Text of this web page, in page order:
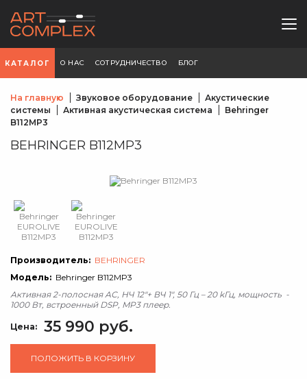
КАТАЛОГ О НАС СОТРУДНИЧЕСТВО БЛОГ
На главную Звуковое оборудование
Акустические
системы
Активная акустическая система
Behringer
B112MP3
BEHRINGER B112MP3
Производитель: BEHRINGER
Модель: Behringer B112MP3
Активная 2-полосная АС, НЧ 12"+ ВЧ 1", 50 Гц – 20 kГц, мощность -
1000 Вт, встроенный DSP, MP3 плеер.
Цена: 35 990 руб.
ПОЛОЖИТЬ В КОРЗИНУ